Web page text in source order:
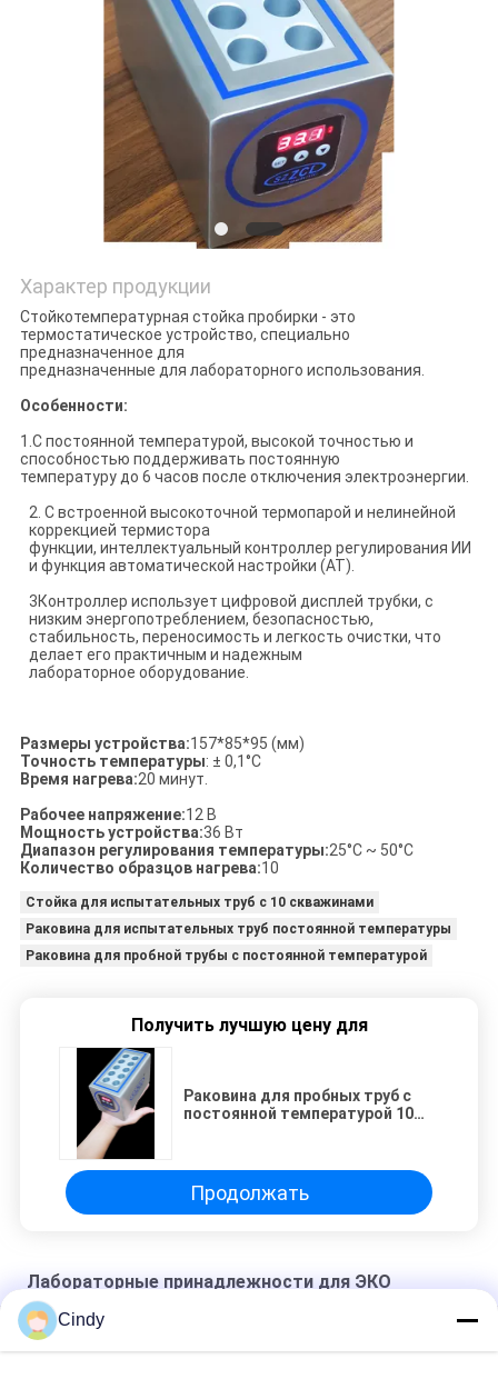
СВЯЖИТЕСЬ
НОВОСТИ
СПРОСИТЕ
ЦИТАТУ
КАРТА
САЙТА
PRIVACY
POLICY
Характер продукции
Стойкотемпературная стойка пробирки - это
термостатическое устройство, специально
предназначенное для
предназначенные для лабораторного использования.
Особенности:
1.С постоянной температурой, высокой точностью и
способностью поддерживать постоянную
температуру до 6 часов после отключения электроэнергии.
2. С встроенной высокоточной термопарой и нелинейной
коррекцией термистора
функции, интеллектуальный контроллер регулирования ИИ
и функция автоматической настройки (AT).
3Контроллер использует цифровой дисплей трубки, с
низким энергопотреблением, безопасностью,
стабильность, переносимость и легкость очистки, что
делает его практичным и надежным
лабораторное оборудование.
Размеры устройства:157*85*95 (мм)
Точность температуры: ± 0,1°C
Время нагрева:20 минут.
Рабочее напряжение:12 В
Мощность устройства:36 Вт
Диапазон регулирования температуры:25°C ~ 50°C
Количество образцов нагрева:10
Стойка для испытательных труб с 10 скважинами
Раковина для испытательных труб постоянной температуры
Раковина для пробной трубы с постоянной температурой
Получить лучшую цену для
Раковина для пробных труб с
постоянной температурой 10
Продолжать
Лабораторные принадлежности для ЭКО
Рабочая станция ART
Cindy